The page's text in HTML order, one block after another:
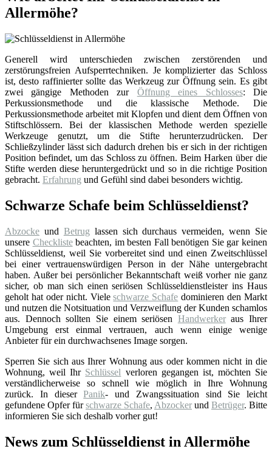
Allermöhe?
Generell wird unterschieden zwischen zerstörenden und
zerstörungsfreien Aufsperrtechniken. Je komplizierter das Schloss
ist, desto raffinierter sollte das Werkzeug zur Öffnung sein. Es gibt
zwei gängige Methoden zur Öffnung eines Schlosses: Die
Perkussionsmethode und die klassische Methode. Die
Perkussionsmethode arbeitet mit Klopfen und dient dem Öffnen von
Stiftschlössern. Bei der klassischen Methode werden spezielle
Werkzeuge genutzt, um die Stifte herunterzudrücken. Der
Schließzylinder lässt sich dadurch drehen bis er sich in der richtigen
Position befindet, um das Schloss zu öffnen. Beim Harken über die
Stifte werden diese heruntergedrückt und so in die richtige Position
gebracht. Erfahrung und Gefühl sind dabei besonders wichtig.
Schwarze Schafe beim Schlüsseldienst?
Abzocke und Betrug lassen sich durchaus vermeiden, wenn Sie
unsere Checklistebeachten, im besten Fall benötigen Sie gar keinen
Schlüsseldienst, weil Sie vorbereitet sind und einen Zweitschlüssel
bei einer vertrauenswürdigen Person in der Nähe untergebracht
haben. Außer bei persönlicher Bekanntschaft weiß vorher nie ganz
sicher, ob man sich einen seriösen Schlüsseldienstleister ins Haus
geholt hat oder nicht. Vieleschwarze Schafe dominieren den Markt
und nutzen die Notsituation und Verzweiflung der Kunden schamlos
aus. Dennoch sollten Sie einem seriösen Handwerkeraus Ihrer
Umgebung erst einmal vertrauen, auch wenn einige wenige
Anbieter für ein durchwachsenes Image sorgen.
Sperren Sie sich aus Ihrer Wohnung aus oder kommen nicht in die
Wohnung, weil Ihr Schlüssel verloren gegangen ist, möchten Sie
verständlicherweise so schnell wie möglich in Ihre Wohnung
zurück. In dieserPanik- und Zwangssituation sind Sie leicht
gefundene Opfer fürschwarze Schafe, Abzocker und Betrüger. Bitte
informieren Sie sich deshalb vorher gut!
News zum Schlüsseldienst in Allermöhe